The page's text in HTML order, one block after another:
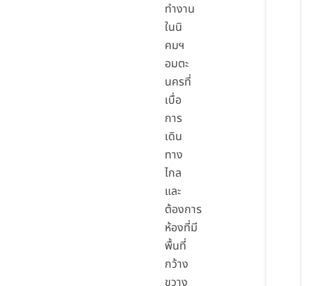
ทำงาน
ในนิ
คมฯ
อมตะ
นครที่
เบื่อ
การ
เดิน
ทาง
ไกล
และ
ต้องการ
ห้องที่มี
พื้นที่
กว้าง
ขวาง